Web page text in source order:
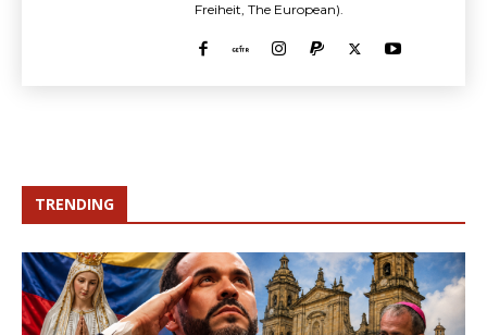
Freiheit, The European).
TRENDING